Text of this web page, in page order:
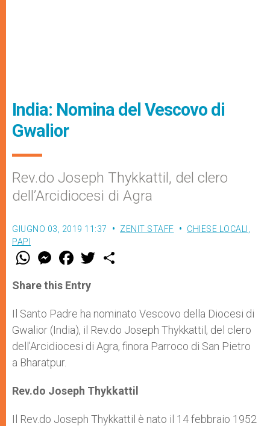
India: Nomina del Vescovo di
Gwalior
Rev.do Joseph Thykkattil, del clero
dell’Arcidiocesi di Agra
GIUGNO 03, 2019 11:37 ZENIT STAFF CHIESE LOCALI
PAPI
W
t
s
p
p
M
e
s
e
g
e
r
F
a
e
b
o
k
w
r
Share this Entry
Il Santo Padre ha nominato Vescovo della Diocesi di
Gwalior (India), il Rev.do Joseph Thykkattil, del clero
dell’Arcidiocesi di Agra, finora Parroco di San Pietro
a Bharatpur.
Rev.do Joseph Thykkattil
Il Rev.do Joseph Thykkattil è nato il 14 febbraio 1952